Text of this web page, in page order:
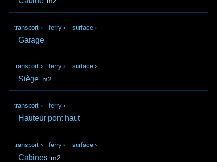
transport › ferry › surface ›
Garage
transport › ferry › surface ›
Siège m2
transport › ferry ›
Hauteur pont haut
transport › ferry › surface ›
Cabines m2